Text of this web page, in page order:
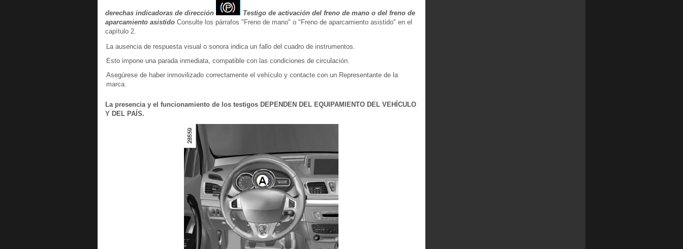
derechas indicadoras de dirección
Testigo de activación del freno de mano o del freno de
aparcamiento asistido Consulte los párrafos "Freno de mano" o "Freno de aparcamiento asistido" en el
capítulo 2.
La ausencia de respuesta visual o sonora indica un fallo del cuadro de instrumentos.
Esto impone una parada inmediata, compatible con las condiciones de circulación.
Asegúrese de haber inmovilizado correctamente el vehículo y contacte con un Representante de la
marca.
La presencia y el funcionamiento de los testigos DEPENDEN DEL EQUIPAMIENTO DEL VEHÍCULO
Y DEL PAÍS.